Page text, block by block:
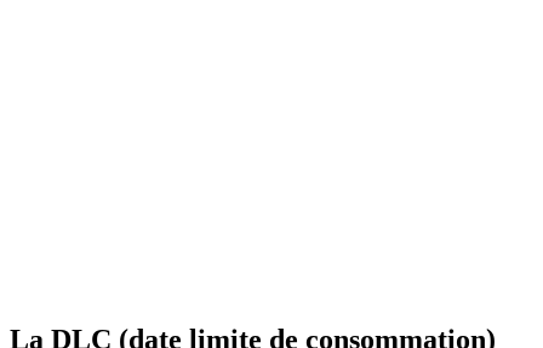
La DLC (date limite de consommation)